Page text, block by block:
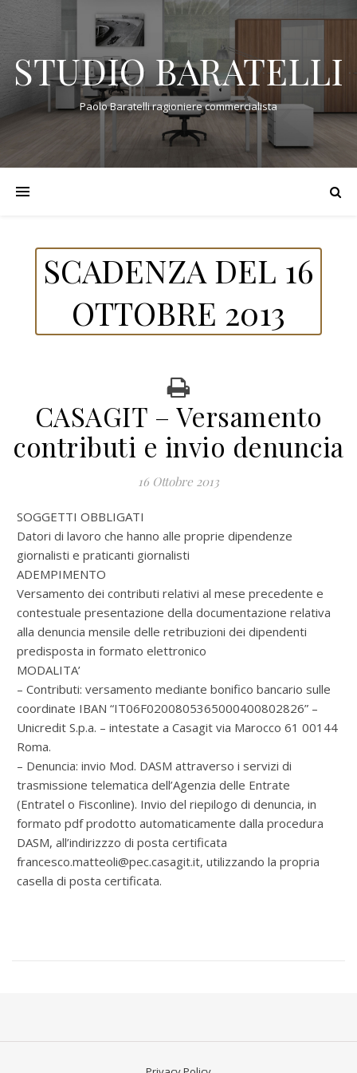
STUDIO BARATELLI
Paolo Baratelli ragioniere commercialista
SCADENZA DEL 16
OTTOBRE 2013
CASAGIT – Versamento
contributi e invio denuncia
16 Ottobre 2013
SOGGETTI OBBLIGATI
Datori di lavoro che hanno alle proprie dipendenze
giornalisti e praticanti giornalisti
ADEMPIMENTO
Versamento dei contributi relativi al mese precedente e
contestuale presentazione della documentazione relativa
alla denuncia mensile delle retribuzioni dei dipendenti
predisposta in formato elettronico
MODALITA’
– Contributi: versamento mediante bonifico bancario sulle
coordinate IBAN “IT06F0200805365000400802826” –
Unicredit S.p.a. – intestate a Casagit via Marocco 61 00144
Roma.
– Denuncia: invio Mod. DASM attraverso i servizi di
trasmissione telematica dell’Agenzia delle Entrate
(Entratel o Fisconline). Invio del riepilogo di denuncia, in
formato pdf prodotto automaticamente dalla procedura
DASM, all’indirizzzo di posta certificata
francesco.matteoli@pec.casagit.it, utilizzando la propria
casella di posta certificata.